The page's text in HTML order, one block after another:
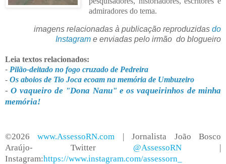
admiradores do tema.
imagens relacionadas à publicação reproduzidas do
Instagram e enviadas pelo irmão do blogueiro
Leia textos relacionados:
- Pilão-deitado no fogo cruzado de Pedreira
- Os aboios de Tio Joca ecoam na memória de Umbuzeiro
-O vaqueiro de "Dona Nanu" e os vaqueirinhos de minha
memória!
©2026www.AssessoRN.com | Jornalista João Bosco
Araújo- Twitter @AssessoRN |
Instagram:https://www.instagram.com/assessorn_